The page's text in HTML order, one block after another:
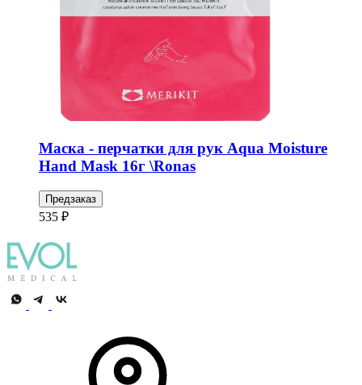
Маска - перчатки для рук Aqua Moisture
Hand Mask 16г \Ronas
Предзаказ
535 ₽